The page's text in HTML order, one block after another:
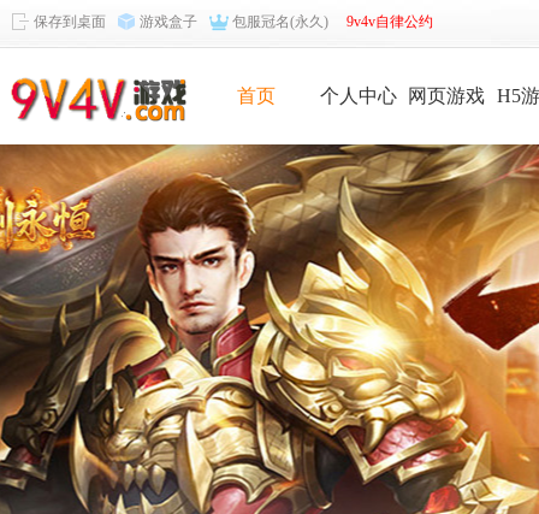
保存到桌面 游戏盒子 包服冠名(永久) 9v4v自律公约
首页 个人中心 网页游戏 H5